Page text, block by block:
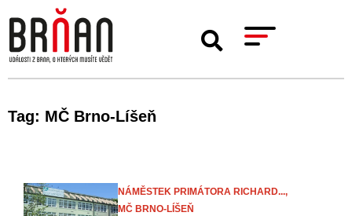
Tag: MČ Brno-Líšeň
NÁMĚSTEK PRIMÁTORA RICHARD...,
MČ BRNO-LÍŠEŇ